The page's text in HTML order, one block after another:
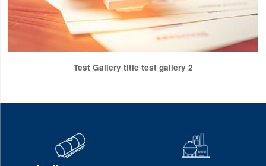
Test Gallery title test gallery 2